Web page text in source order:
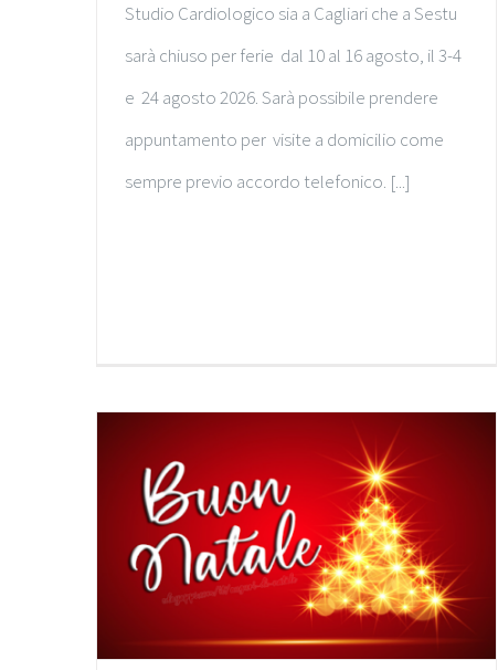
Studio Cardiologico sia a Cagliari che a Sestu
sarà chiuso per ferie dal 10 al 16 agosto, il 3-4
e 24 agosto 2026. Sarà possibile prendere
appuntamento per visite a domicilio come
sempre previo accordo telefonico. [...]